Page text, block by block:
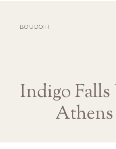
BOUDOIR
Indigo
Athens